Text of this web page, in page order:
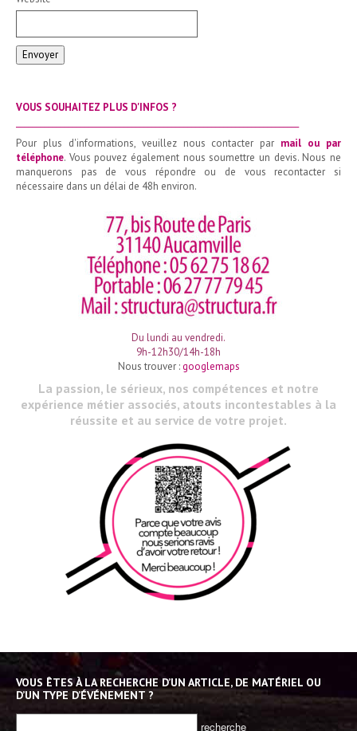
Envoyer
VOUS SOUHAITEZ PLUS D'INFOS ?
Pour plus d'informations, veuillez nous contacter par mail ou par
téléphone. Vous pouvez également nous soumettre un devis. Nous ne
manquerons pas de vous répondre ou de vous recontacter si
nécessaire dans un délai de 48h environ.
Du lundi au vendredi.
9h-12h30/14h-18h
Nous trouver :googlemaps
La passion, le sérieux, nos compétences et notre
expérience métier associés, atouts incontestables à la
réussite et au service de votre projet.
VOUS ÊTES À LA RECHERCHE D’UN ARTICLE, DE MATÉRIEL OU
D’UN TYPE D’ÉVÉNEMENT ?